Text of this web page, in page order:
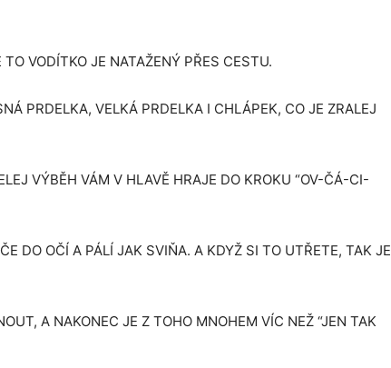
VODÍTKO JE NATAŽENÝ PŘES CESTU.
PRDELKA, VELKÁ PRDELKA I CHLÁPEK, CO JE ZRALEJ
VÝBĚH VÁM V HLAVĚ HRAJE DO KROKU “OV-ČÁ-CI-
DO OČÍ A PÁLÍ JAK SVIŇA. A KDYŽ SI TO UTŘETE, TAK JE
A NAKONEC JE Z TOHO MNOHEM VÍC NEŽ “JEN TAK